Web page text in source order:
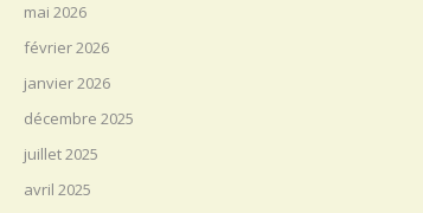
mai 2026
février 2026
janvier 2026
décembre 2025
juillet 2025
avril 2025